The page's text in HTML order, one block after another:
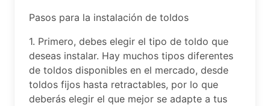
Pasos para la instalación de toldos
1. Primero, debes elegir el tipo de toldo que
deseas instalar. Hay muchos tipos diferentes
de toldos disponibles en el mercado, desde
toldos fijos hasta retractables, por lo que
deberás elegir el que mejor se adapte a tus